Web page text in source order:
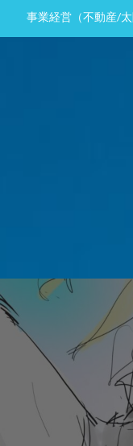
事業経営（不動産/太